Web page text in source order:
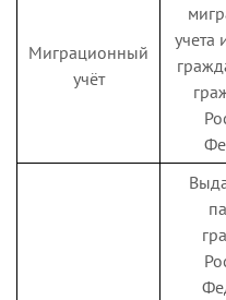
Миграционный
учёт
учета